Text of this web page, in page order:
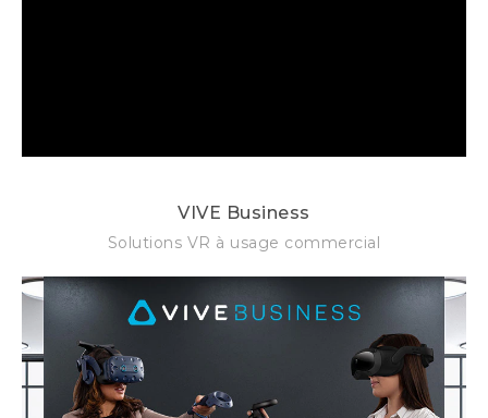
VIVE Business
Solutions VR à usage commercial